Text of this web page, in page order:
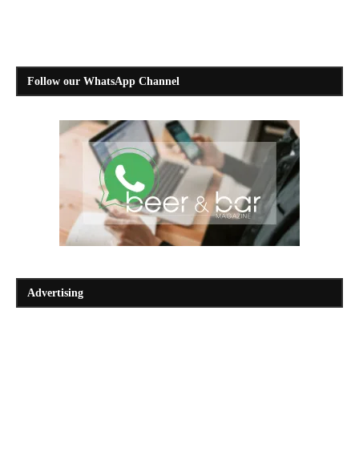
Follow our WhatsApp Channel
Advertising